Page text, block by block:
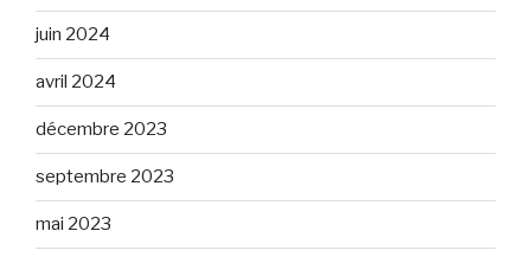
juin 2024
avril 2024
décembre 2023
septembre 2023
mai 2023